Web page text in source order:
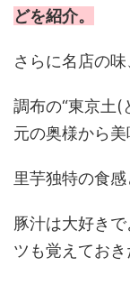
どを紹介。
さらに名店の
調布の“東京土(
元の奥様から美
里芋独特の食感
豚汁は大好き
ツも覚えておき